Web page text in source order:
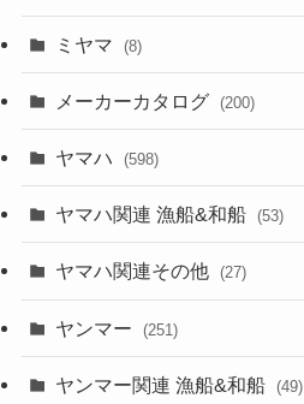
ミヤマ (8)
メーカーカタログ (200)
ヤマハ (598)
ヤマハ関連 漁船&和船 (53)
ヤマハ関連その他 (27)
ヤンマー (251)
ヤンマー関連 漁船&和船 (49)